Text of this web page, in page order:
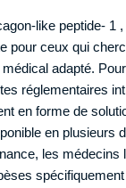
like peptide- 1
pour ceux qui
adapté.
réglementaires
en forme de
en plusieurs
les médecins